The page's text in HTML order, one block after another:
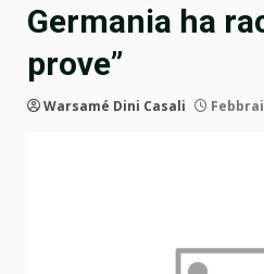
Germania ha
prove”
Warsamé Dini Casali